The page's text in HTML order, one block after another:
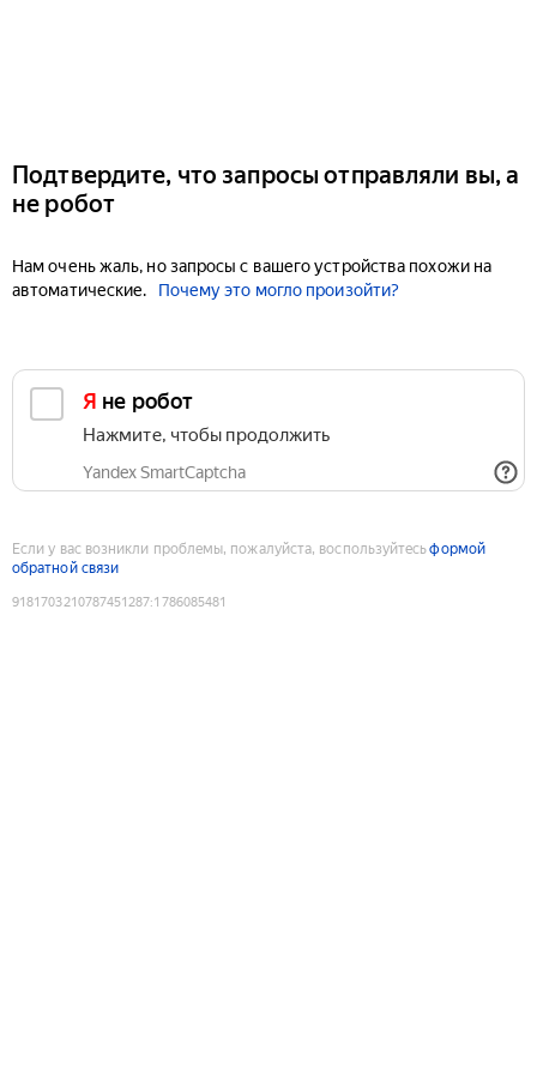
Подтвердите, что запросы отправляли вы, а
не робот
Нам очень жаль, но запросы с вашего устройства похожи на
автоматические.
Почему это могло произойти?
Я не робот
Нажмите, чтобы продолжить
Yandex SmartCaptcha
Если у вас возникли проблемы, пожалуйста, воспользуйтесьформой
обратной связи
9181703210787451287:1786085481